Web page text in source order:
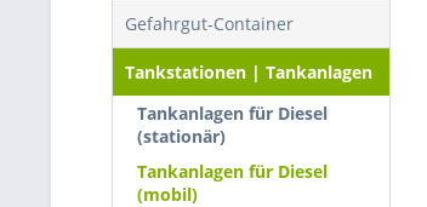
Gefahrgut-Container
Tankstationen | Tankanlagen
Tankanlagen für Diesel
(stationär)
Tankanlagen für Diesel
(mobil)